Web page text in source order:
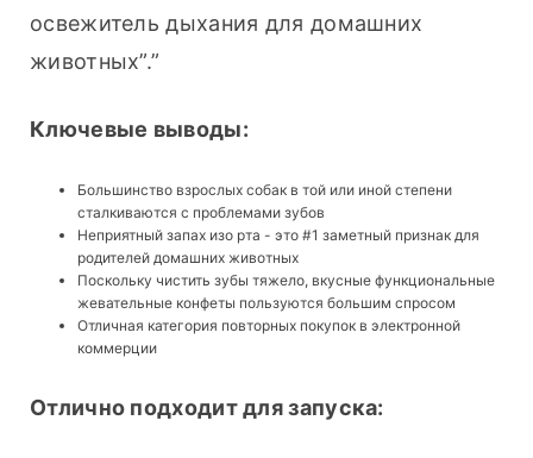
освежитель дыхания для домашних
животных”.”
Ключевые выводы:
Большинство взрослых собак в той или иной степени
сталкиваются с проблемами зубов
Неприятный запах изо рта - это #1 заметный признак для
родителей домашних животных
Поскольку чистить зубы тяжело, вкусные функциональные
жевательные конфеты пользуются большим спросом
Отличная категория повторных покупок в электронной
коммерции
Отлично подходит для запуска: